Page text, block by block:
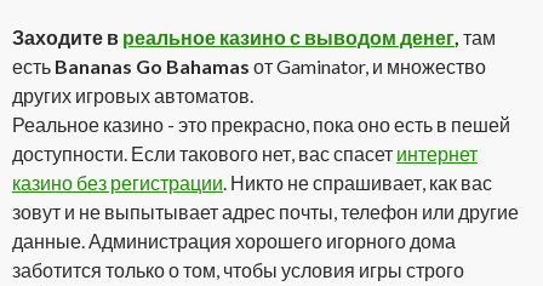
Заходите в реальное казино с выводом денег, там
есть Bananas Go Bahamas от Gaminator, и множество
других игровых автоматов.
Реальное казино - это прекрасно, пока оно есть в пешей
доступности. Если такового нет, вас спасет интернет
казино без регистрации. Никто не спрашивает, как вас
зовут и не выпытывает адрес почты, телефон или другие
данные. Администрация хорошего игорного дома
заботится только о том, чтобы условия игры строго